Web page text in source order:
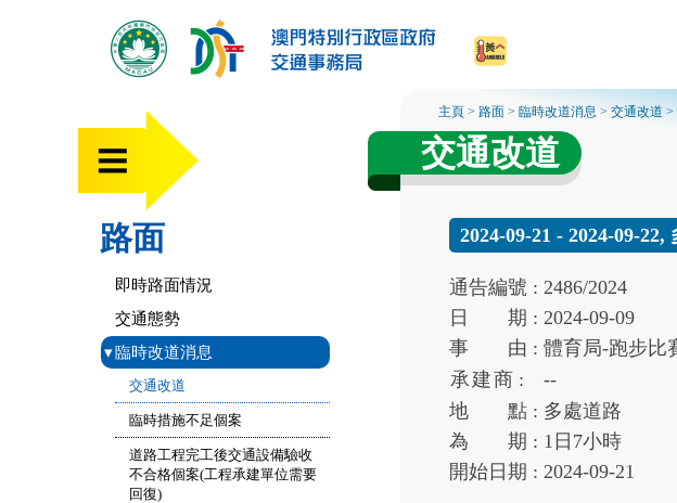
路面
即時路面情況
交通態勢
▾臨時改道消息
交通改道
臨時措施不足個案
道路工程完工後交通設備驗收
不合格個案(工程承建單位需要
回復)
主頁 >路面 >臨時改道消息 >交通改道 >
交通改道
2024-09-21 - 2024-09-
通告編號 :2486/2024
日
期 :2024-09-09
事
由 :體育局-跑步比
承建商 :
--
地
點 : 多處道路
為
期 : 1 日 7小時
開始 日期 :2024-09-21